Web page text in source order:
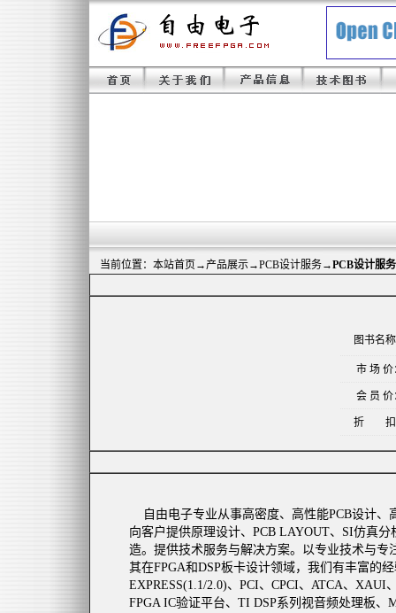
当前位置： 本站首页 →产品展示→PCB设计服务→PCB设计服务
图书名
市 场 价
会 员 价
折 扣
自由电子专业从事高密度、高性能PCB设计、
向客户提供原理设计、 PCB LAYOUT、 SI仿真分
造。提供技术服务与解决方案。以专业技术与
其在FPGA和DSP板卡设计领域，我们有丰富的
EXPRESS(1.1/2.0)、 PCI、 CPCI、 ATCA、 XAUI
FPGA IC验证平台、 TI DSP系列视音频处理板、